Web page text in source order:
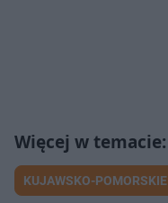
KUJAWSKO-POMORSKIE